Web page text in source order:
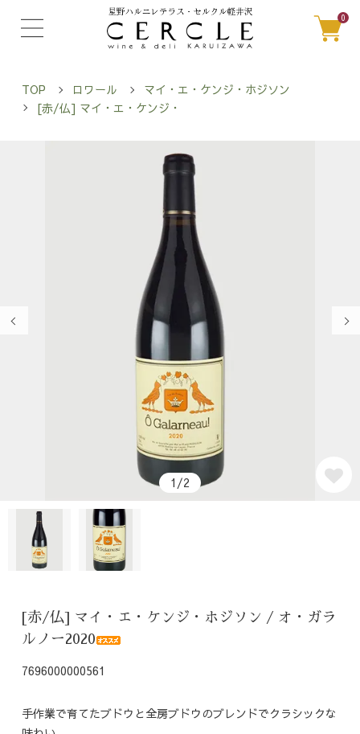
0
TOP ロワール
マイ・エ・ケンジ・ホジソン
[赤/仏] マイ・エ・ケンジ・
1/2
[赤/仏] マイ・エ・ケンジ・ホジソン / オ・ガラ
ルノー2020
7696000000561
手作業で育てたブドウと全房ブドウのブレンドでクラシックな